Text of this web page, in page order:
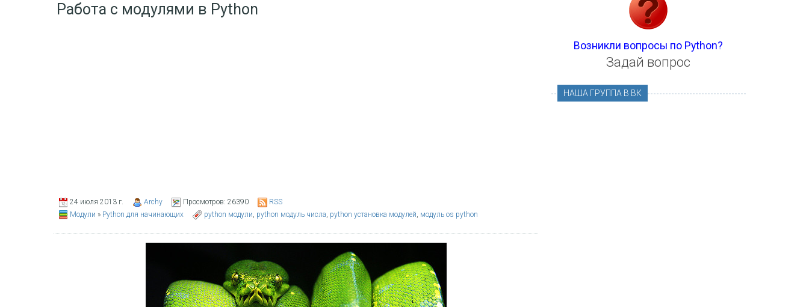
Работа с модулями в Python
24 июля 2013 г. Archy Просмотров: 26390
RSS
Модули » Python для начинающих python модули, python модуль числа, python установка модулей, модуль os python
Возникли вопросы по Python?
Задай вопрос
НАША ГРУППА В ВК